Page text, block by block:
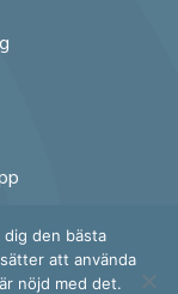
onus on
den bästa
att använda
nöjd med det.